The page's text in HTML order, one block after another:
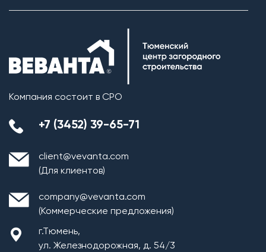
Компания состоит в СРО
+7 (3452) 39-65-71
client@vevanta.com
(Для клиентов)
company@vevanta.com
(Коммерческие предложения)
г.Тюмень,
ул. Железнодорожная, д. 54/3